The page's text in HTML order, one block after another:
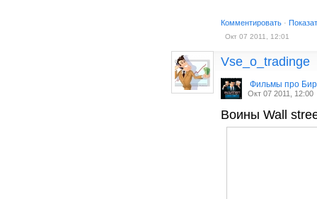
Комментировать ·
Окт 07 2011, 12:01
Vse_o_tradinge
Фильмы про
Окт 07 2011, 12:00
Воины Wall